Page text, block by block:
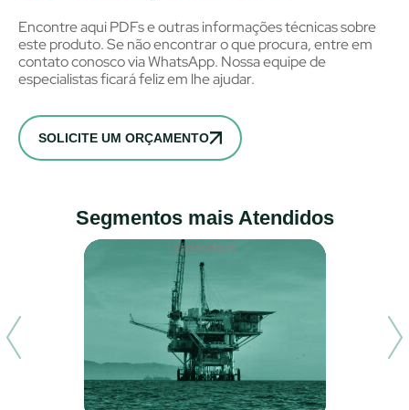
Encontre aqui PDFs e outras informações técnicas sobre
este produto. Se não encontrar o que procura, entre em
contato conosco via WhatsApp. Nossa equipe de
especialistas ficará feliz em lhe ajudar.
SOLICITE UM ORÇAMENTO
Segmentos mais Atendidos